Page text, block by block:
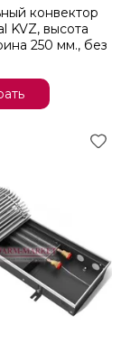
конвектор
KVZ, высота
250 мм., без